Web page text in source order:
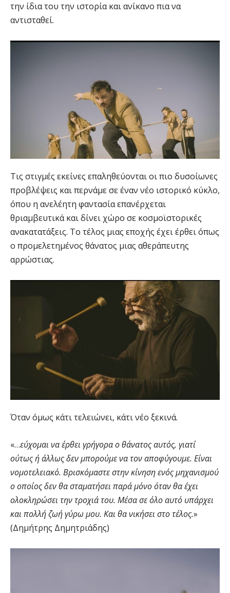
την ίδια του την ιστορία και ανίκανο πια να
αντισταθεί.
Τις στιγμές εκείνες επαληθεύονται οι πιο δυσοίωνες
προβλέψεις και περνάμε σε έναν νέο ιστορικό κύκλο,
όπου η ανελέητη φαντασία επανέρχεται
θριαμβευτικά και δίνει χώρο σε κοσμοϊστορικές
ανακατατάξεις. Το τέλος μιας εποχής έχει έρθει όπως
ο προμελετημένος θάνατος μιας αθεράπευτης
αρρώστιας.
Όταν όμως κάτι τελειώνει, κάτι νέο ξεκινά.
«…εύχομαι να έρθει γρήγορα ο θάνατος αυτός, γιατί
ούτως ή άλλως δεν μπορούμε να τον αποφύγουμε. Είναι
νομοτελειακό. Βρισκόμαστε στην κίνηση ενός μηχανισμού
ο οποίος δεν θα σταματήσει παρά μόνο όταν θα έχει
ολοκληρώσει την τροχιά του. Μέσα σε όλο αυτό υπάρχει
και πολλή ζωή γύρω μου. Και θα νικήσει στο τέλος.»
(Δημήτρης Δημητριάδης)